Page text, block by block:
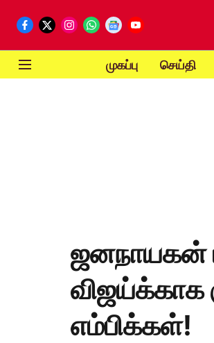
முகப்பு செய்தி
ஜனநாயகன்
விஜய்க்காக
எம்பிக்கள்!